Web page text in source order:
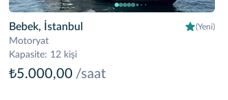
Bebek, İstanbul (Yeni)
Motoryat
Kapasite: 12 kişi
₺5.000,00 /saat